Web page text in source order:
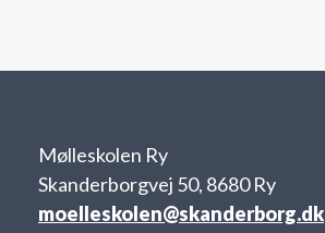
Mølleskolen Ry
Skanderborgvej 50, 8680 Ry
moelleskolen@skanderborg.dk